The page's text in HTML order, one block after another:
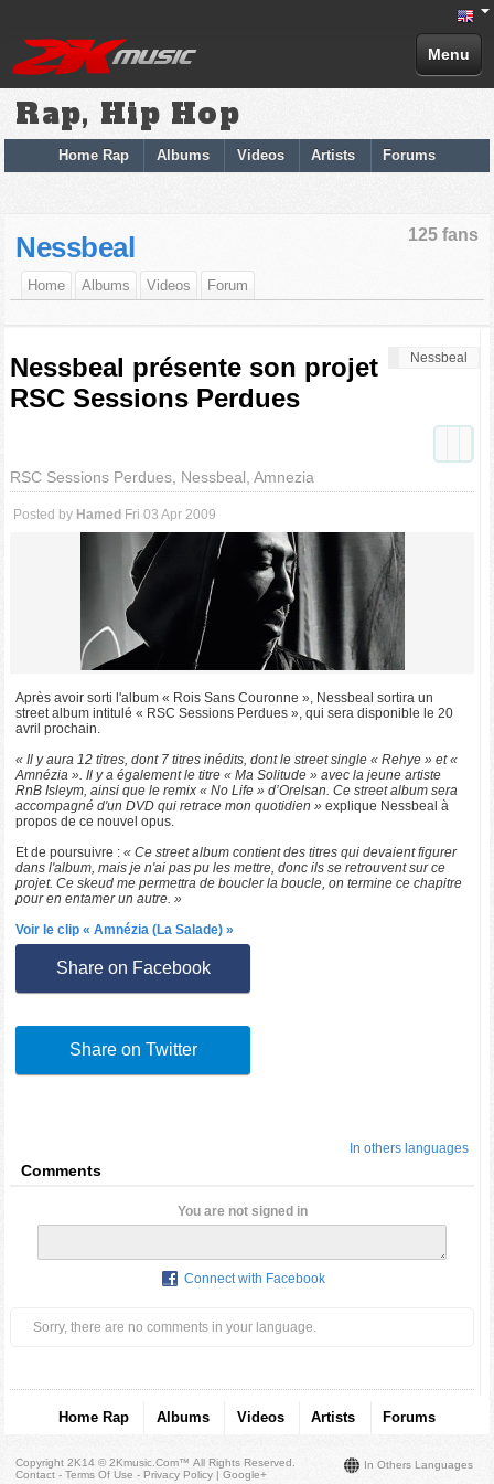
Menu
Rap, Hip Hop
Home Rap Albums Videos Artists Forums
125 fans
Nessbeal
Home Albums Videos Forum
Nessbeal
Nessbeal présente son projet
RSC Sessions Perdues
RSC Sessions Perdues, Nessbeal, Amnezia
Posted by Hamed Fri 03 Apr 2009
Après avoir sorti l'album « Rois Sans Couronne », Nessbeal sortira un
street album intitulé « RSC Sessions Perdues », qui sera disponible le 20
avril prochain.
« Il y aura 12 titres, dont 7 titres inédits, dont le street single « Rehye » et «
Amnézia ». Il y a également le titre « Ma Solitude » avec la jeune artiste
RnB Isleym, ainsi que le remix « No Life » d’Orelsan. Ce street album sera
accompagné d'un DVD qui retrace mon quotidien » explique Nessbeal à
propos de ce nouvel opus.
Et de poursuivre :« Ce street album contient des titres qui devaient figurer
dans l'album, mais je n'ai pas pu les mettre, donc ils se retrouvent sur ce
projet. Ce skeud me permettra de boucler la boucle, on termine ce chapitre
pour en entamer un autre. »
Voir le clip « Amnézia (La Salade) »
Share on Facebook
Share on Twitter
In others languages
Comments
You are not signed in
Connect with Facebook
Sorry, there are no comments in your language.
Home Rap Albums Videos Artists Forums
In Others Languages
Copyright 2K14 © 2Kmusic.com™All Rights Reserved
Contact - Terms Of Use - Privacy Policy |Google+